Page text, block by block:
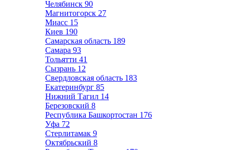
Челябинск 90
Магнитогорск 27
Миасс 15
Киев 190
Самарская область 189
Самара 93
Тольятти 41
Сызрань 12
Свердловская область 183
Екатеринбург 85
Нижний Тагил 14
Березовский 8
Республика Башкортостан 176
Уфа 72
Стерлитамак 9
Октябрьский 8